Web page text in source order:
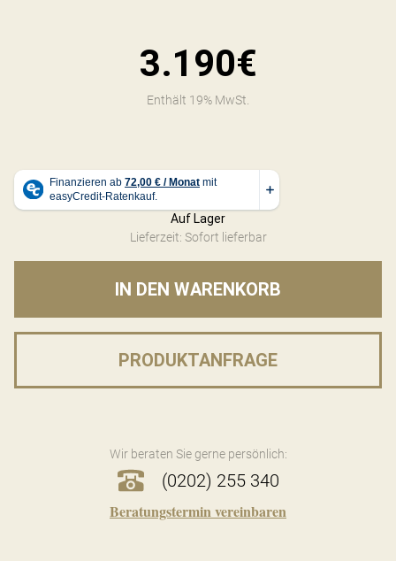
3.190€
Enthält 19% MwSt.
Auf Lager
Lieferzeit: Sofort lieferbar
IN DEN WARENKORB
PRODUKTANFRAGE
Wir beraten Sie gerne persönlich:
(0202) 255 340
Beratungstermin vereinbaren